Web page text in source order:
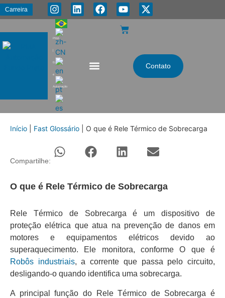
Carreira
PMA
|
Energia
e
Automação
Contato
Início Fast Glossário O que é Rele Térmico de Sobrecarga
Compartilhe:
O que é Rele Térmico de Sobrecarga
Rele Térmico de Sobrecarga é um dispositivo de
proteção elétrica que atua na prevenção de danos em
motores e equipamentos elétricos devido ao
superaquecimento. Ele monitora, conforme O que é
Robôs industriais, a corrente que passa pelo circuito,
desligando-o quando identifica uma sobrecarga.
A principal função do Rele Térmico de Sobrecarga é